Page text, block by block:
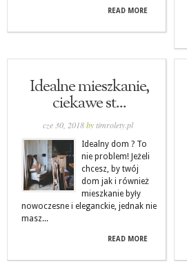
READ MORE
Idealne mieszkanie,
ciekawe st...
cze 30, 2018by timrolety.pl
Idealny dom ? To
nie problem! Jeżeli
chcesz, by twój
dom jak i również
mieszkanie były
nowoczesne i eleganckie, jednak nie
masz...
READ MORE